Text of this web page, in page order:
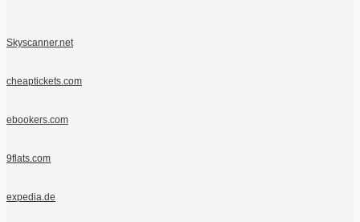
Skyscanner.net
cheaptickets.com
ebookers.com
9flats.com
expedia.de